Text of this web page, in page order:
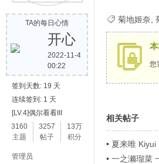
TA的每日心情
开心
2022-11-4
00:22
签到天数: 19 天
连续签到: 1 天
[LV.4]偶尔看看III
3160
主题
3257
帖子
13万
积分
管理员
菊地姬奈
您
相关帖子
• 夏来唯
• 一之濑瑠菜